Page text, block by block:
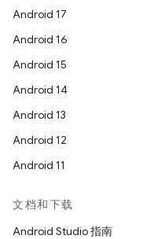
Android 17
Android 16
Android 15
Android 14
Android 13
Android 12
Android 11
文档和下载
Android Studio 指南